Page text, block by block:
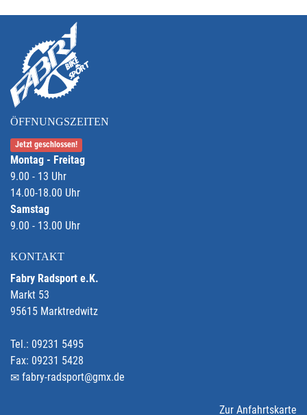
ÖFFNUNGSZEITEN
Jetzt geschlossen!
Montag - Freitag
9.00 - 13 Uhr
14.00-18.00 Uhr
Samstag
9.00 - 13.00 Uhr
KONTAKT
Fabry Radsport e.K.
Markt 53
95615 Marktredwitz
Tel.: 09231 5495
Fax: 09231 5428
fabry-radsport@gmx.de
Zur Anfahrtskarte